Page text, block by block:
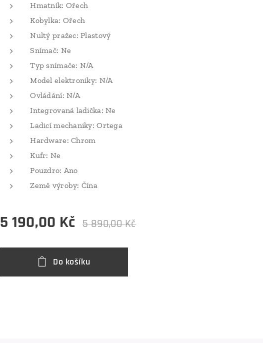
Hmatník: Ořech
Kobylka: Ořech
Nultý pražec: Plastový
Snímač: Ne
Typ snímače: N/A
Model elektroniky: N/A
Ovládání: N/A
Integrovaná ladička: Ne
Ladicí mechaniky: Ortega
Hardware: Chrom
Kufr: Ne
Pouzdro: Ano
Země výroby: Čína
5 190,00 Kč 5 890,00Kč
Do košíku